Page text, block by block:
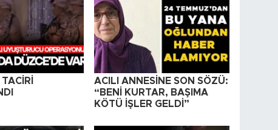
ACILI ANNESİNE SON SÖZÜ:
“BENİ KURTAR, BAŞIMA
KÖTÜ İŞLER GELDİ”